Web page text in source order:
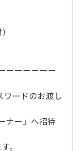
ーーーーーー
ードのお渡し
ナー」へ招待
。